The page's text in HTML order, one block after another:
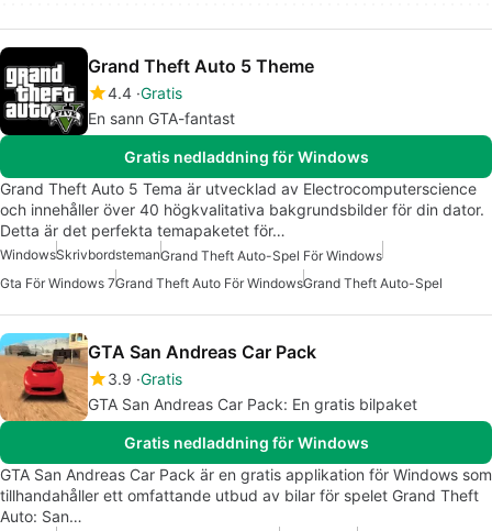
Grand Theft Auto 5 Theme
4.4 Gratis
En sann GTA-fantast
Gratis nedladdning för Windows
Grand Theft Auto 5 Tema är utvecklad av Electrocomputerscience
och innehåller över 40 högkvalitativa bakgrundsbilder för din dator.
Detta är det perfekta temapaketet för…
WindowsSkrivbordstemanGrand Theft Auto-Spel För Windows
Gta För Windows 7Grand Theft Auto För WindowsGrand Theft Auto-Spel
GTA San Andreas Car Pack
3.9 Gratis
GTA San Andreas Car Pack: En gratis bilpaket
Gratis nedladdning för Windows
GTA San Andreas Car Pack är en gratis applikation för Windows som
tillhandahåller ett omfattande utbud av bilar för spelet Grand Theft
Auto: San…